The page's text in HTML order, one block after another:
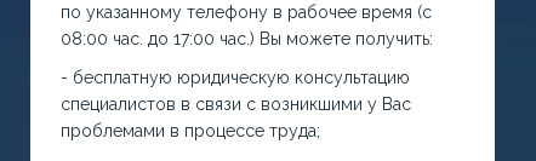
по указанному телефону в рабочее время (с
08:00 час. до 17:00 час.) Вы можете получить:
- бесплатную юридическую консультацию
специалистов в связи с возникшими у Вас
проблемами в процессе труда;